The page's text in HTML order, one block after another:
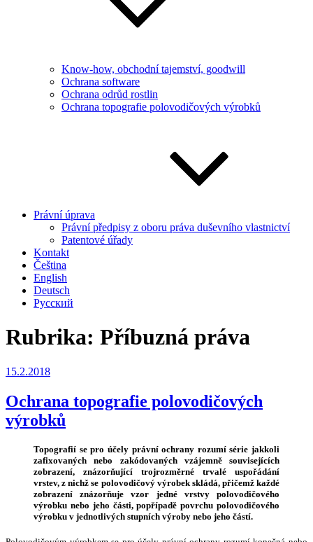
Know-how, obchodní tajemství, goodwill
Ochrana software
Ochrana odrůd rostlin
Ochrana topografie polovodičových výrobků
Právní úprava
Právní předpisy z oboru práva duševního vlastnictví
Patentové úřady
Kontakt
Čeština
English
Deutsch
Русский
Rubrika: Příbuzná práva
Publikováno
15.2.2018
Ochrana topografie polovodičových
výrobků
Topografií se pro účely právní ochrany rozumí série jakkoli
zafixovaných nebo zakódovaných vzájemně souvisejících
zobrazení, znázorňující trojrozměrné trvalé uspořádání
vrstev, z nichž se polovodičový výrobek skládá, přičemž každé
zobrazení znázorňuje vzor jedné vrstvy polovodičového
výrobku nebo jeho části, popřípadě povrchu polovodičového
výrobku v jednotlivých stupních výroby nebo jeho částí.